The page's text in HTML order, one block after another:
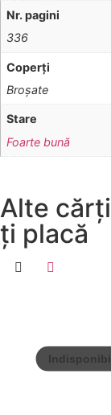
Nr. pagini
336
Coperţi
Broşate
Stare
Foarte bună
Alte
ți placă